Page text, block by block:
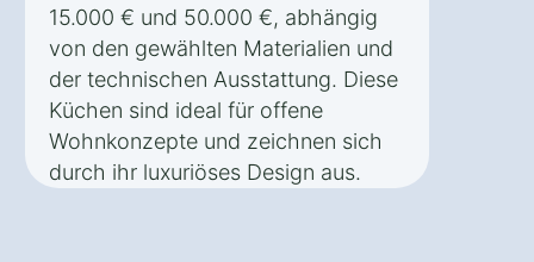
15.000 € und 50.000 €, abhängig
von den gewählten Materialien und
der technischen Ausstattung. Diese
Küchen sind ideal für offene
Wohnkonzepte und zeichnen sich
durch ihr luxuriöses Design aus.